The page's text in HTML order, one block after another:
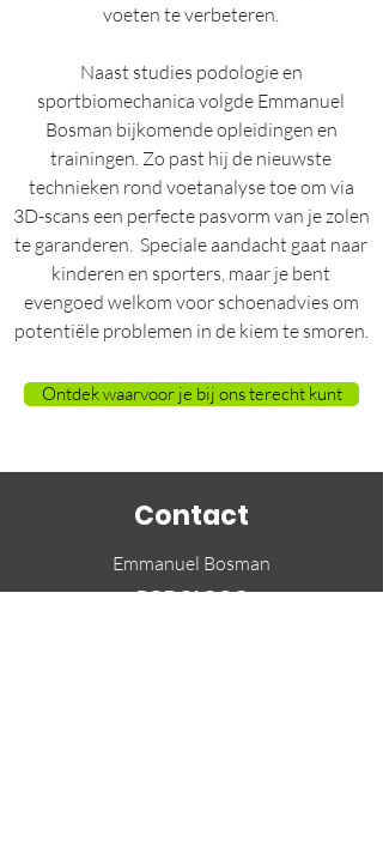
voeten te verbeteren.
Naast studies podologie en
sportbiomechanica volgde Emmanuel
Bosman bijkomende opleidingen en
trainingen. Zo past hij de nieuwste
technieken rond voetanalyse toe om via
3D-scans een perfecte pasvorm van je zolen
te garanderen. Speciale aandacht gaat naar
kinderen en sporters, maar je bent
evengoed welkom voor schoenadvies om
potentiële problemen in de kiem te smoren.
Ontdek waarvoor je bij ons terecht kunt
Contact
Emmanuel Bosman
PODOLOOG